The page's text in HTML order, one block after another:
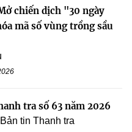
chiến dịch "30 ngày
mã số vùng trồng sầu
tra số 63 năm 2026
tin Thanh tra